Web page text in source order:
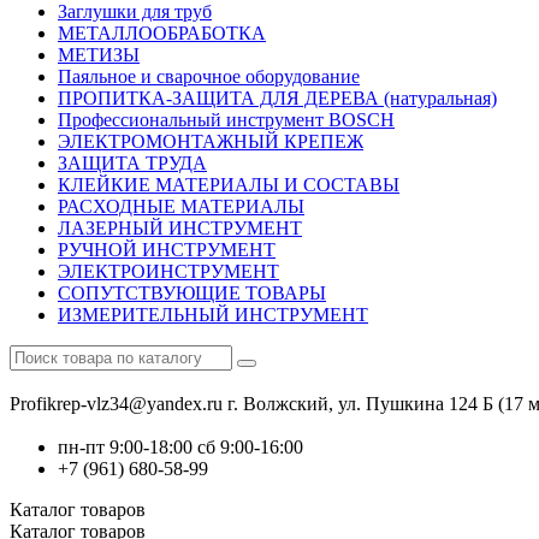
Заглушки для труб
МЕТАЛЛООБРАБОТКА
МЕТИЗЫ
Паяльное и сварочное оборудование
ПРОПИТКА-ЗАЩИТА ДЛЯ ДЕРЕВА (натуральная)
Профессиональный инструмент BOSCH
ЭЛЕКТРОМОНТАЖНЫЙ КРЕПЕЖ
ЗАЩИТА ТРУДА
КЛЕЙКИЕ МАТЕРИАЛЫ И СОСТАВЫ
РАСХОДНЫЕ МАТЕРИАЛЫ
ЛАЗЕРНЫЙ ИНСТРУМЕНТ
РУЧНОЙ ИНСТРУМЕНТ
ЭЛЕКТРОИНСТРУМЕНТ
СОПУТСТВУЮЩИЕ ТОВАРЫ
ИЗМЕРИТЕЛЬНЫЙ ИНСТРУМЕНТ
Profikrep-vlz34@yandex.ru г. Волжский, ул. Пушкина 124 Б (17
пн-пт 9:00-18:00 сб 9:00-16:00
+7 (961) 680-58-99
Каталог товаров
Каталог товаров